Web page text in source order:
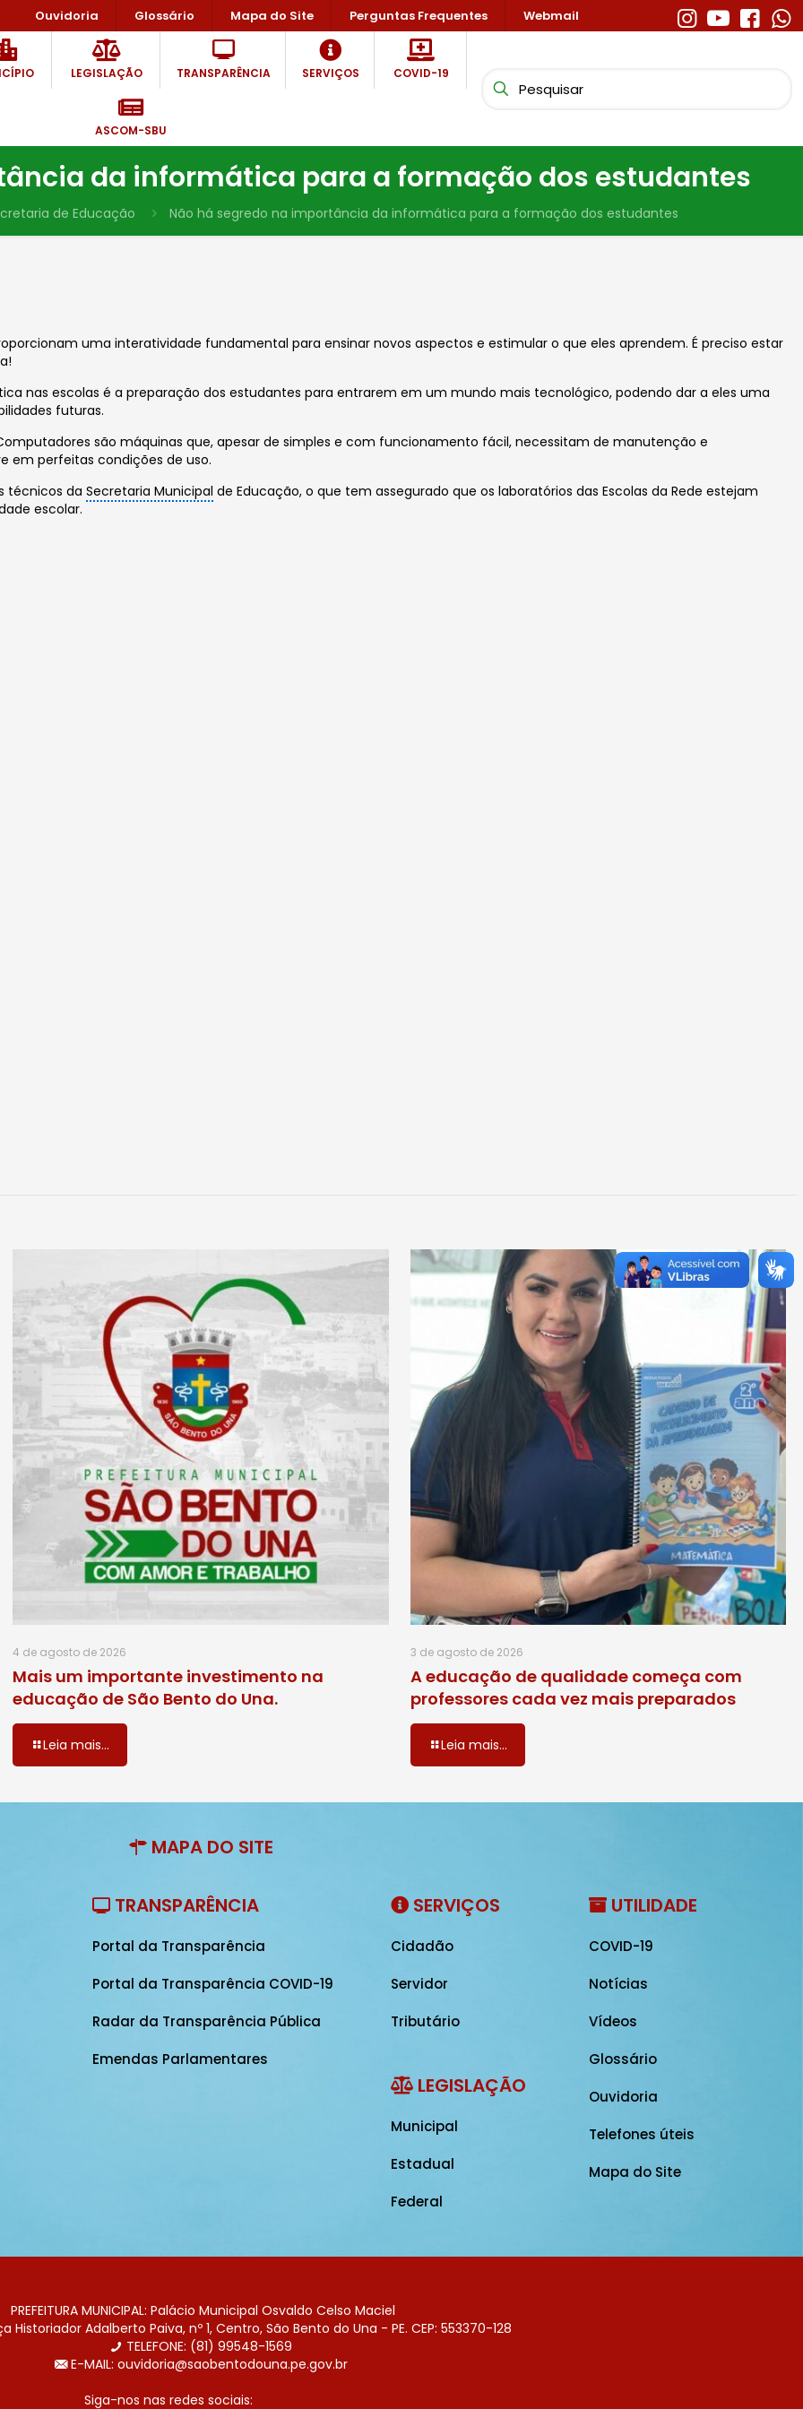
Ouvidoria Glossário Mapa do Site Perguntas Frequentes Webmail
LEGISLAÇÃO TRANSPARÊNCIA SERVIÇOS COVID-19
ASCOM-SBU
da informática para a formação dos estudantes
de Educação Não há segredo na importância da informática para a formação dos estudantes
uma interatividade fundamental para ensinar novos aspectos e estimular o que eles aprendem. É preciso estar
nas escolas é a preparação dos estudantes para entrarem em um mundo mais tecnológico, podendo dar a eles uma
futuras.
são máquinas que, apesar de simples e com funcionamento fácil, necessitam de manutenção e
em perfeitas condições de uso.
técnicos daSecretaria Municipal de Educação, o que tem assegurado que os laboratórios das Escolas da Rede estejam
escolar.
4 de agosto de 2026
Mais um importante investimento na
educação de São Bento do Una.
Leia mais...
3 de agosto de 2026
A educação de qualidade começa com
professores cada vez mais preparados
Leia mais...
MAPA DO SITE
TRANSPARÊNCIA
Portal da Transparência
Portal da Transparência COVID-19
Radar da Transparência Pública
Emendas Parlamentares
SERVIÇOS
Cidadão
Servidor
Tributário
LEGISLAÇÃO
Municipal
Estadual
Federal
UTILIDADE
COVID-19
Notícias
Vídeos
Glossário
Ouvidoria
Telefones úteis
Mapa do Site
PREFEITURA MUNICIPAL: Palácio Municipal Osvaldo Celso Maciel
Historiador Adalberto Paiva, nº 1, Centro, São Bento do Una - PE. CEP: 553370-128
TELEFONE: (81) 99548-1569
E-MAIL: ouvidoria@saobentodouna.pe.gov.br
Siga-nos nas redes sociais: